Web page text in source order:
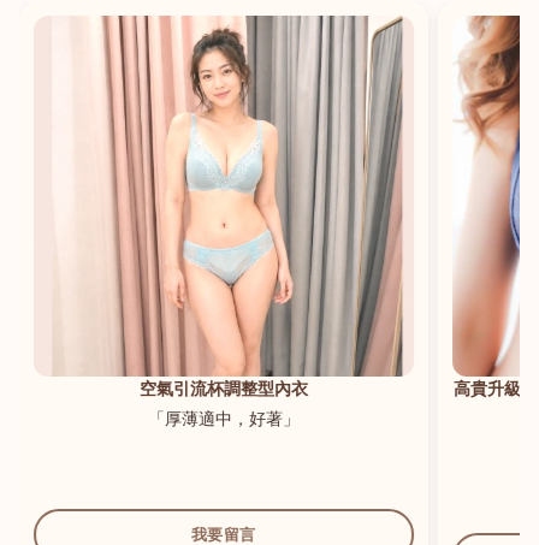
空氣引流杯調整型內衣
「厚薄適中，好著」
我要留言
高貴升級
港澳中文
English